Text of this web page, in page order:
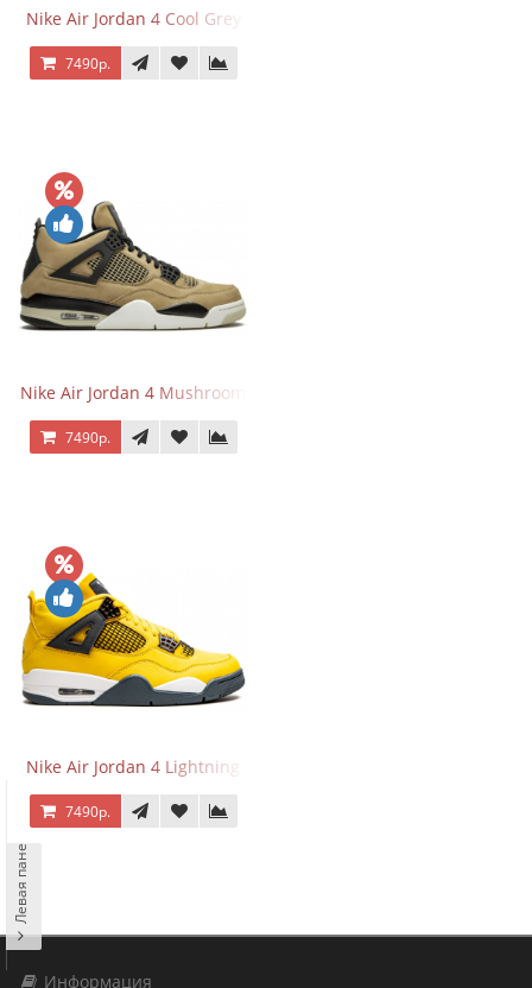
Nike Air Jordan 4 Cool Grey
7490р.
Nike Air Jordan 4 Mushroom
7490р.
Nike Air Jordan 4 Lightning
7490р.
Информация
Левая панель